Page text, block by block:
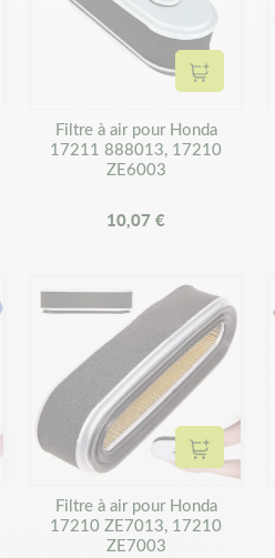
au panier Ajouter
Filtre à air pour Honda
17211 888013, 17210
ZE6003
10,07 €
au panier Ajouter
Filtre à air pour Honda
17210 ZE7013, 17210
ZE7003